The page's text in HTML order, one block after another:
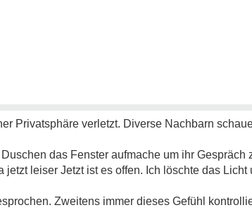
Privatsphäre verletzt. Diverse Nachbarn
das Fenster aufmache um ihr Gespräch
jetzt leiser Jetzt ist es offen. Ich löschte das
Zweitens immer dieses Gefühl